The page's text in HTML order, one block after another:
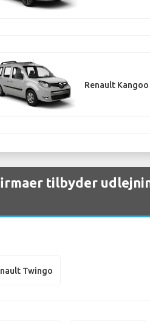
Renault Kangoo
tilbyder
Twingo